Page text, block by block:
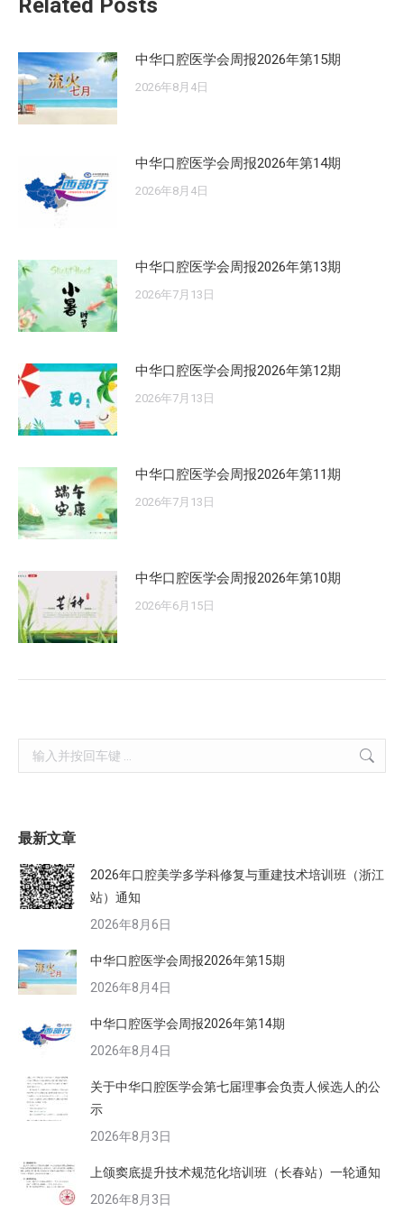
Related Posts
中华口腔医学会周报2026年第15期
2026年8月4日
中华口腔医学会周报2026年第14期
2026年8月4日
中华口腔医学会周报2026年第13期
2026年7月13日
中华口腔医学会周报2026年第12期
2026年7月13日
中华口腔医学会周报2026年第11期
2026年7月13日
中华口腔医学会周报2026年第10期
2026年6月15日
Search:
最新文章
2026年口腔美学多学科修复与重建技术培训班（浙江
站）通知
2026年8月6日
中华口腔医学会周报2026年第15期
2026年8月4日
中华口腔医学会周报2026年第14期
2026年8月4日
关于中华口腔医学会第七届理事会负责人候选人的公
示
2026年8月3日
上颌窦底提升技术规范化培训班（长春站）一轮通知
2026年8月3日